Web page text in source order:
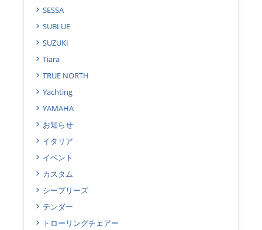
SESSA
SUBLUE
SUZUKI
Tiara
TRUE NORTH
Yachting
YAMAHA
お知らせ
イタリア
イベント
カスタム
シーブリーズ
テンダー
トローリングチェアー